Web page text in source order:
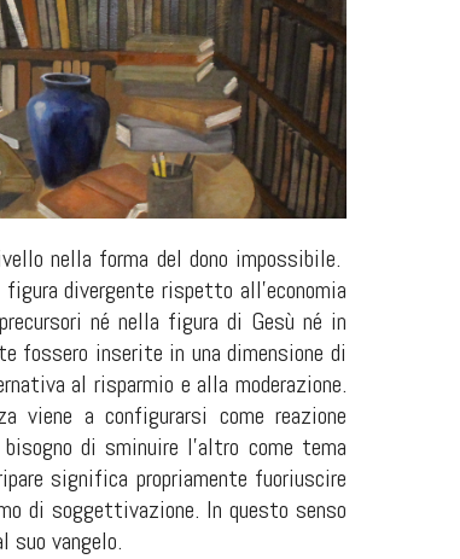
nella forma del dono impossibile.
divergente rispetto all’economia
né nella figura di Gesù né in
fossero inserite in una dimensione di
al risparmio e alla moderazione.
viene a configurarsi come reazione
di sminuire l’altro come tema
significa propriamente fuoriuscire
disoggettivazione. In questo senso
suo vangelo.